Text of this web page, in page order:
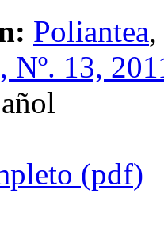
Poliantea,
Nº. 13,
(pdf)